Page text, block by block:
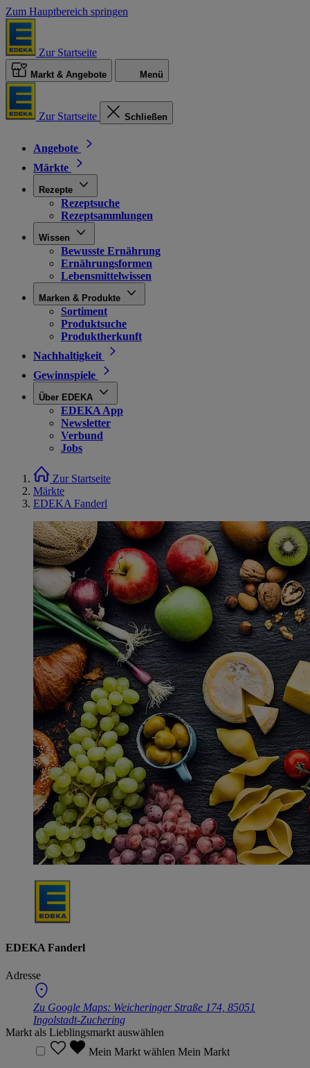
Zum Hauptbereich springen
Zur Startseite
Markt & Angebote Menü
Zur Startseite Schließen
Angebote
Märkte
Rezepte
Rezeptsuche
Rezeptsammlungen
Wissen
Bewusste Ernährung
Ernährungsformen
Lebensmittelwissen
Marken & Produkte
Sortiment
Produktsuche
Produktherkunft
Nachhaltigkeit
Gewinnspiele
Über EDEKA
EDEKA App
Newsletter
Verbund
Jobs
Zur Startseite
Märkte
EDEKA Fanderl
EDEKA Fanderl
Adresse
Zu Google Maps: Weicheringer Straße 174, 85051
Ingolstadt-Zuchering
Markt als Lieblingsmarkt auswählen
Mein Markt wählen Mein Markt